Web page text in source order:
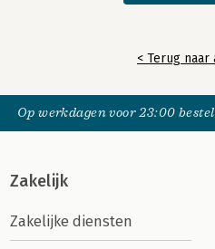
< Terug naar
Op werkdagen voor 23:00
Zakelijk
Zakelijke diensten